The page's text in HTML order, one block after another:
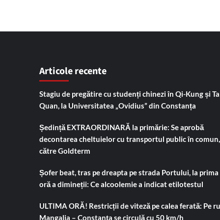
Articole recente
Stagiu de pregătire cu studenți chinezi în Qi-Kung și
Quan, la Universitatea „Ovidius” din Constanța
Ședință EXTRAORDINARĂ la primărie: Se aprobă
decontarea cheltuielor cu transportul public în comun,
către Goldterm
Șofer beat, tras pe dreapta pe strada Portului, la prima
oră a dimineții: Ce alcoolemie a indicat etilotestul
ULTIMA ORĂ! Restricții de viteză pe calea ferată: Pe
Mangalia – Constanța se circulă cu 50 km/h